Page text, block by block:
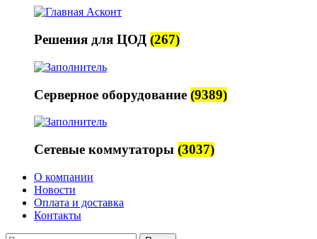
Решения для ЦОД (267)
Серверное оборудование (9389)
Сетевые коммутаторы (3037)
О компании
Новости
Оплата и доставка
Контакты